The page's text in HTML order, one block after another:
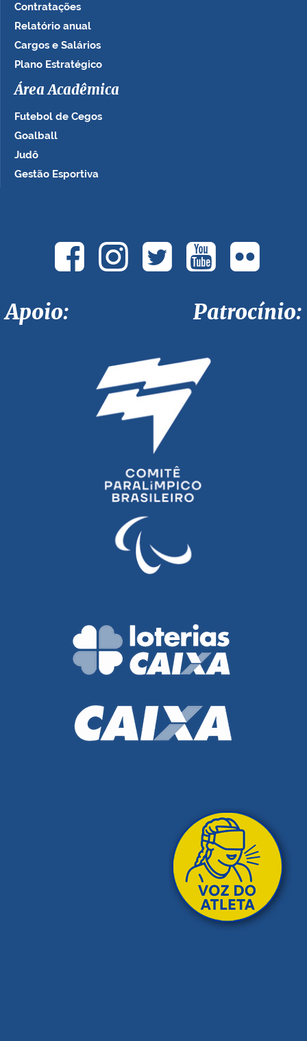
Contratações
Relatório anual
Cargos e Salários
Plano Estratégico
Área Acadêmica
Futebol de Cegos
Goalball
Judô
Gestão Esportiva
Apoio: Patrocínio: